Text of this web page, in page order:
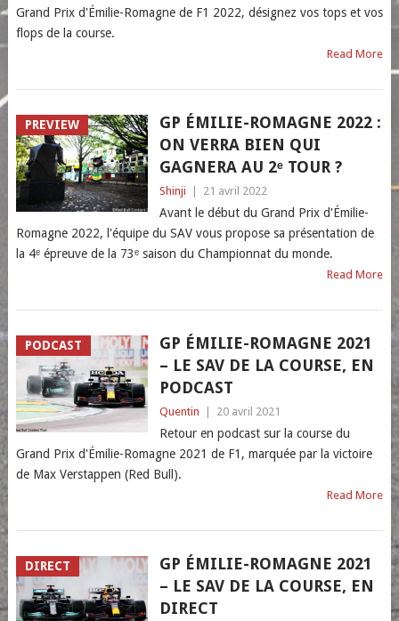
Grand Prix d'Émilie-Romagne de F1 2022, désignez vos tops et vos
flops de la course.
Read More
PREVIEW
GP ÉMILIE-ROMAGNE 2022 :
ON VERRA BIEN QUI
GAGNERA AU 2ᵉ TOUR ?
Shinji 21 avril 2022
Avant le début du Grand Prix d'Émilie-
Romagne 2022, l'équipe du SAV vous propose sa présentation de
la 4ᵉ épreuve de la 73ᵉ saison du Championnat du monde.
Read More
PODCAST
GP ÉMILIE-ROMAGNE 2021
– LE SAV DE LA COURSE, EN
PODCAST
Quentin 20 avril 2021
Retour en podcast sur la course du
Grand Prix d'Émilie-Romagne 2021 de F1, marquée par la victoire
de Max Verstappen (Red Bull).
Read More
DIRECT
GP ÉMILIE-ROMAGNE 2021
– LE SAV DE LA COURSE, EN
DIRECT